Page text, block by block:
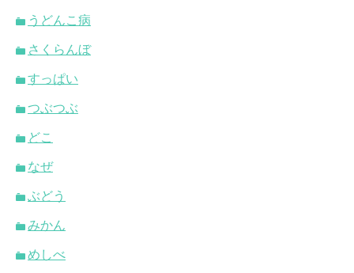
うどんこ病
さくらんぼ
すっぱい
つぶつぶ
どこ
なぜ
ぶどう
みかん
めしべ